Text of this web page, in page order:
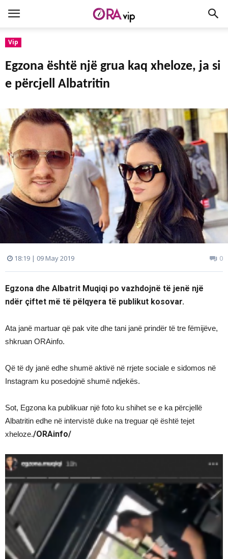
Vip
Egzona është një grua kaq xheloze, ja si
e përcjell Albatritin
18:19 | 09 May 2019 0
Egzona dhe Albatrit Muqiqi po vazhdojnë të jenë një
ndër çiftet më të pëlqyera të publikut kosovar.
Ata janë martuar që pak vite dhe tani janë prindër të tre fëmijëve,
shkruan ORAinfo.
Që të dy janë edhe shumë aktivë në rrjete sociale e sidomos në
Instagram ku posedojnë shumë ndjekës.
Sot, Egzona ka publikuar një foto ku shihet se e ka përcjellë
Albatritin edhe në intervistë duke na treguar që është tejet
xheloze./ORAinfo/